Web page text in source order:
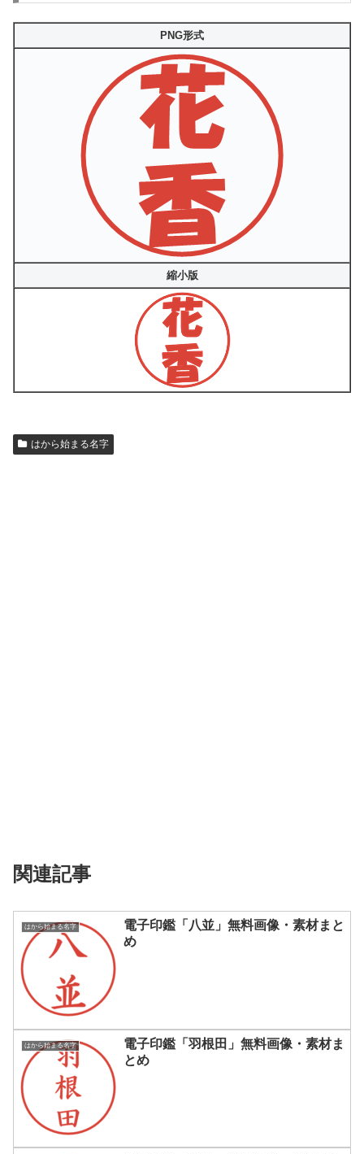
PNG形式
縮小版
はから始まる名字
関連記事
はから始まる名字
電子印鑑「八並」無料画像・素材まと
め
はから始まる名字
電子印鑑「羽根田」無料画像・素材ま
とめ